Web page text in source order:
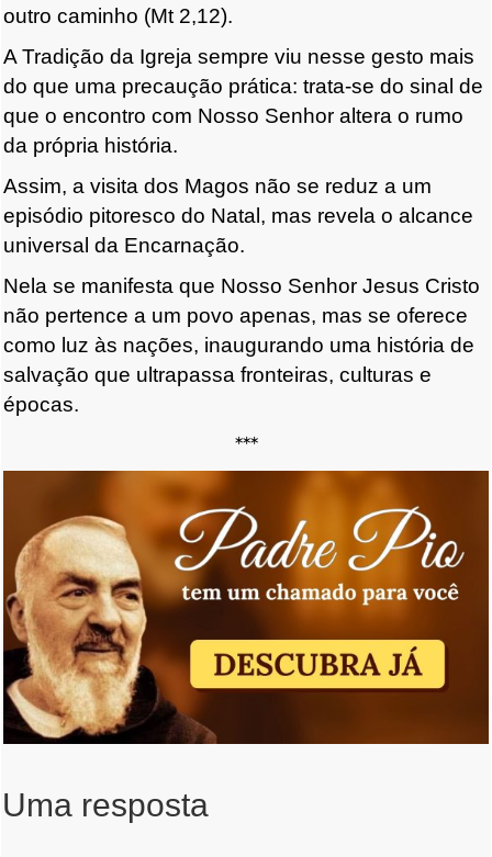
outro caminho (Mt 2,12).
A Tradição da Igreja sempre viu nesse gesto mais
do que uma precaução prática: trata-se do sinal de
que o encontro com Nosso Senhor altera o rumo
da própria história.
Assim, a visita dos Magos não se reduz a um
episódio pitoresco do Natal, mas revela o alcance
universal da Encarnação.
Nela se manifesta que Nosso Senhor Jesus Cristo
não pertence a um povo apenas, mas se oferece
como luz às nações, inaugurando uma história de
salvação que ultrapassa fronteiras, culturas e
épocas.
***
Uma resposta